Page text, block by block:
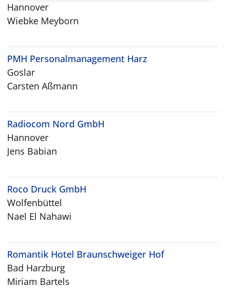
Hannover
Wiebke Meyborn
PMH Personalmanagement Harz
Goslar
Carsten Aßmann
Radiocom Nord GmbH
Hannover
Jens Babian
Roco Druck GmbH
Wolfenbüttel
Nael El Nahawi
Romantik Hotel Braunschweiger Hof
Bad Harzburg
Miriam Bartels